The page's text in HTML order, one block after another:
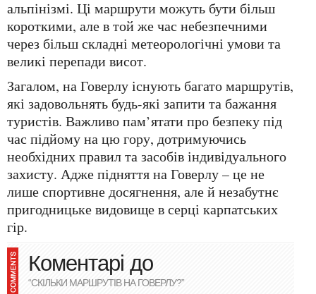
альпінізмі. Ці маршрути можуть бути більш
короткими, але в той же час небезпечними
через більш складні метеорологічні умови та
великі перепади висот.
Загалом, на Говерлу існують багато маршрутів,
які задовольнять будь-які запити та бажання
туристів. Важливо пам’ятати про безпеку під
час підйому на цю гору, дотримуючись
необхідних правил та засобів індивідуального
захисту. Адже підняття на Говерлу – це не
лише спортивне досягнення, але й незабутнє
пригодницьке видовище в серці карпатських
гір.
Коментарі до
“СКІЛЬКИ МАРШРУТІВ НА ГОВЕРЛУ?”